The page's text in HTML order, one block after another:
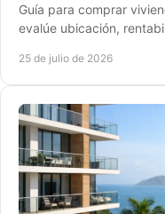
Guía para comprar
evalúe ubicación,
25 de julio de 2026